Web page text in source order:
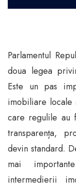
Parlamentul
doua legea
Este un pas
imobiliare
care regulile au
transparența,
devin standard.
mai
intermedierii